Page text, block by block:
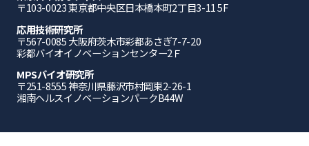
〒103-0023 東京都中央区日本橋本町2丁目3-11 5F
応⽤技術研究所
〒567-0085 ⼤阪府茨⽊市彩都あさぎ7-7-20
彩都バイオイノベーションセンター2Ｆ
MPSバイオ研究所
〒251-8555 神奈川県藤沢市村岡東2-26-1
湘南ヘルスイノベーションパークB44W